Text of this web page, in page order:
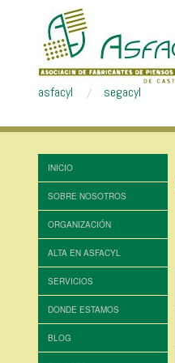
asfacyl segacyl
INICIO
SOBRE NOSOTROS
ORGANIZACIÓN
ALTA EN ASFACYL
SERVICIOS
DONDE ESTAMOS
BLOG